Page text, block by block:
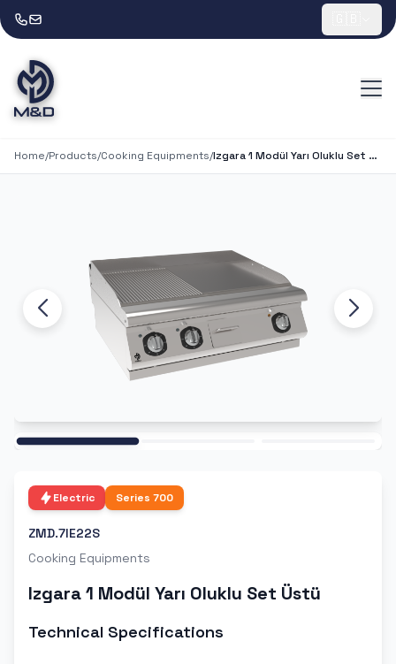
Home/Products/Cooking Equipments/ Izgara 1 Modül Yarı Oluklu Set Üstü
Electric Series 700
ZMD.7IE22S
Cooking Equipments
Izgara 1 Modül Yarı Oluklu Set Üstü
Technical Specifications